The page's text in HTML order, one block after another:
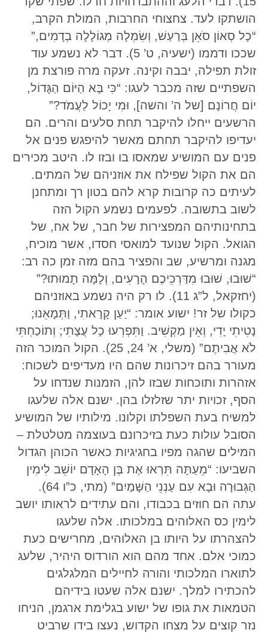
הושתקו לעד. צחצוחי החרבות, המולת הקרב,
“כָל סְאוֹן סֹאֵן בְּרַעַשׁ, וְשִׂמְלָה מְגוֹלָלָה בְדָמִים,”
שככו ודממו (ישעיה, ט’ 5). דבר לא נשמע עוד
זולת תפילה, יבבה וקינה. זעקה מרה פורצת מן
השפתיים שזה מכבר לעגו: “כִּי בָּא הַיּוֹם הַגָּדוֹל,
יוֹם חֲרוֹנָם [של ה’ והשה], וּמִי יָכוֹל לַעֲמֹד?”
הרשעים ייחלו להיקבר תחת סלעים והרים. הם
יעדיפו להיקבר תחתם מאשר להיפגש פנים אל
פנים עם המושיע שמאסו בו ובזו לו. היטב מכירים
הם את הקול שפילח את אוזניהם של המתים.
לעיתים כה קרובות קרא להם בטון רך ומתחנן
לשוב בתשובה. לפעמים נשמע הקול הזה
בתחינותיהם המפצירות של חבר, של אח, של
הגואל. הקול שנועד למואסי חסדו, אשר מוכיח,
מגנה ומרשיע, שב והפציר בהם מזה זמן כה רב:
“שׁוּבוּ, שׁוּבוּ מִדַּרְכֵיכֶם הָרָעִים, וְלָמָּה תָמוּתוּ?”
(יחזקאל, ל”ג 11). לו רק היה נשמע באוזניהם
כקולו של זר! ישוע אומר: “יַעַן קָרָאתִי, וַתְּמָאֵנוּ;
נָטִיתִי יָדִי, וְאֵין מַקְשִׁיב. וַתִּפְרְעוּ כָל עֲצָתִי; וְתוֹכַחְתִּי
לֹא אֲבִיתֶם” (משלי, א’ 24, 25). הקול המוכר הזה
מעורר בהם זיכרונות שהם היו מעדיפים לשכוח:
אזהרות ותוכחות שבזו להן, הזמנות שנדחו על
הסף, זכויות יתר שזלזלו בהן. ישנם אלה שלעגו
למשיח בעת השפלתו וקלונו. מילותיו של המושיע
הסובל עולות כעת בזיכרונם בעוצמה מטלטלת –
המילים שהגה מפיו בחגיגיות כאשר הכוהן הגדול
השביעו: “מֵעַתָּה תִּרְאוּ אֶת בֶּן הָאָדָם יוֹשֵׁב לִימִין
הַגְּבוּרָה וּבָא עִם עַנְנֵי הַשָּׁמַיִם” (מתי, כ”ו 64).
עתה הם חוזים בכבודו, והם עתידים לראותו יושב
לימין כס האלוהים במלכותו. אלה שלעגו
להצהרתו על היותו בן האלוהים, מחרישים כעת
כמוכי אלם. אחד מהם הוא הורדוס היהיר, שלעג
לתוארו המלכותי והורה לחיילים המלגלגים
להכתירו למלך. ישנם אלה שעטו בידיהם
הטמאות את גופו של ישוע בגלימת ארגמן, הניחו
נזר קוצים על מצחו הקדוש, נעצו בידו שרביט